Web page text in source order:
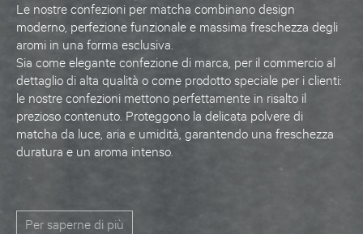
Le nostre confezioni per matcha combinano design
moderno, perfezione funzionale e massima freschezza degli
aromi in una forma esclusiva.
Sia come elegante confezione di marca, per il commercio al
dettaglio di alta qualità o come prodotto speciale per i clienti:
le nostre confezioni mettono perfettamente in risalto il
prezioso contenuto. Proteggono la delicata polvere di
matcha da luce, aria e umidità, garantendo una freschezza
duratura e un aroma intenso.
Per saperne di più